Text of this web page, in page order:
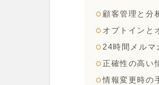
顧客管理と分
オプトインと
24時間メルマ
正確性の高い
情報変更時の